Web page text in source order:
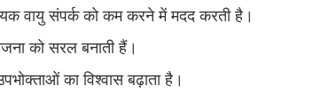
वायु संपर्क को कम करने में मदद करती है।
को सरल बनाती हैं।
का विश्वास बढ़ाता है।